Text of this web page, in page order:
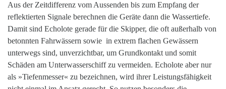
Aus der Zeitdifferenz vom Aussenden bis zum Empfang der
reflektierten Signale berechnen die Geräte dann die Wassertiefe.
Damit sind Echolote gerade für die Skipper, die oft außerhalb von
betonnten Fahrwässern sowie in extrem flachen Gewässern
unterwegs sind, unverzichtbar, um Grundkontakt und somit
Schäden am Unterwasserschiff zu vermeiden. Echolote aber nur
als »Tiefenmesser« zu bezeichnen, wird ihrer Leistungsfähigkeit